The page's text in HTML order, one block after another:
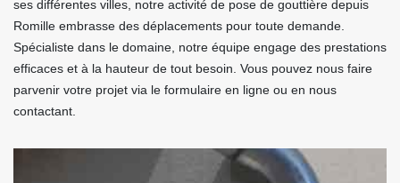
ses différentes villes, notre activité de pose de gouttière depuis
Romille embrasse des déplacements pour toute demande.
Spécialiste dans le domaine, notre équipe engage des prestations
efficaces et à la hauteur de tout besoin. Vous pouvez nous faire
parvenir votre projet via le formulaire en ligne ou en nous
contactant.